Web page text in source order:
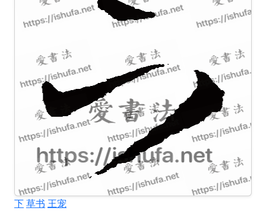
下草书 王宠